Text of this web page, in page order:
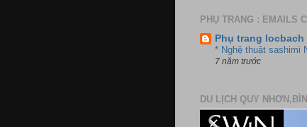
PHỤ TRANG : EMAILS
Phụ trang locbach
* Nghệ thuật sashimi
7 năm trước
DU LỊCH QUY